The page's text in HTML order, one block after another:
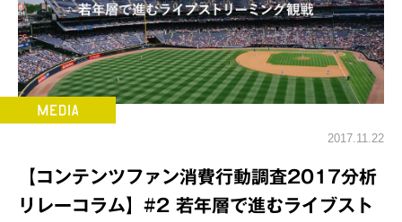
2017.11.22
【コンテンツファン消費行動調査2017分析
リレーコラム】#2 若年層で進むライブスト